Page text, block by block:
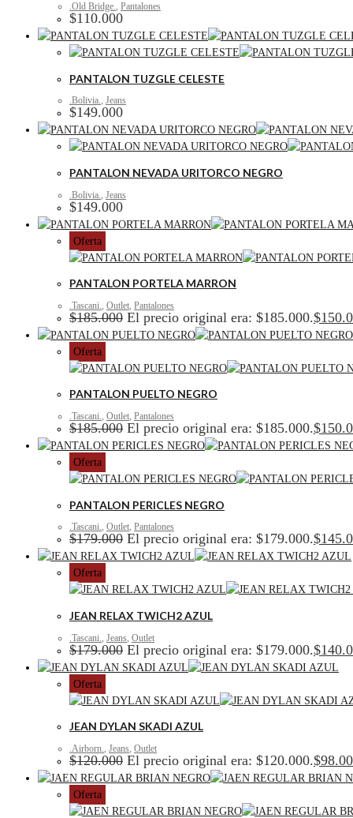
.Old Bridge., Pantalones
$110.000
PANTALON TUZGLE CELESTE
.Bolivia., Jeans
$149.000
PANTALON NEVADA URITORCO NEGRO
.Bolivia. Jeans
$149.000
Oferta
PANTALON PORTELA MARRON
.Tascani., Outlet, Pantalones
$185.000 El precio original era: $185.000.$
Oferta
PANTALON PUELTO NEGRO
.Tascani., Outlet, Pantalones
$185.000 El precio original era: $185.000.$
Oferta
PANTALON PERICLES NEGRO
.Tascani., Outlet, Pantalones
$179.000 El precio original era: $179.000.$
Oferta
JEAN RELAX TWICH2 AZUL
.Tascani. Jeans Outlet
$179.000 El precio original era: $179.000.$
Oferta
JEAN DYLAN SKADI AZUL
.Airborn. Jeans Outlet
$120.000 El precio original era: $120.000.$
Oferta